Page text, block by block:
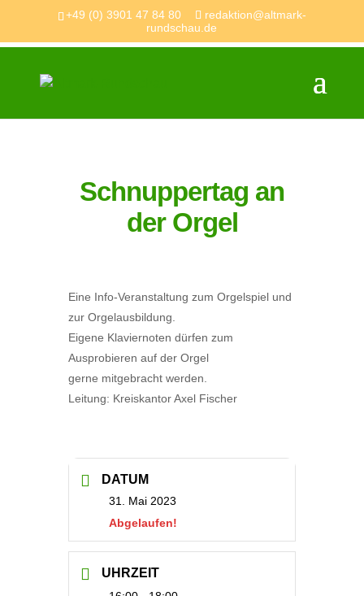
+49 (0) 3901 47 84 80
redaktion@altmark-
rundschau.de
Schnuppertag an
der Orgel
Eine Info-Veranstaltung zum Orgelspiel und
zur Orgelausbildung.
Eigene Klaviernoten dürfen zum
Ausprobieren auf der Orgel
gerne mitgebracht werden.
Leitung: Kreiskantor Axel Fischer
DATUM
31. Mai 2023
Abgelaufen!
UHRZEIT